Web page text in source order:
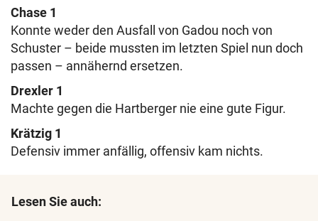
Chase 1
Konnte weder den Ausfall von Gadou noch von
Schuster – beide mussten im letzten Spiel nun doch
passen – annähernd ersetzen.
Drexler 1
Machte gegen die Hartberger nie eine gute Figur.
Krätzig 1
Defensiv immer anfällig, offensiv kam nichts.
Lesen Sie auch: